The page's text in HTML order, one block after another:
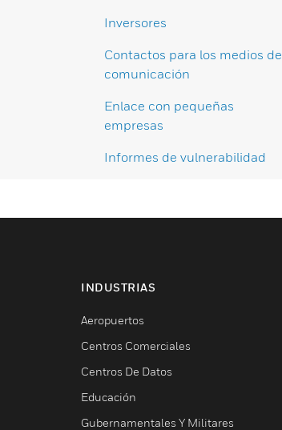
Inversores
Contactos para los medios de
comunicación
Enlace con pequeñas
empresas
Informes de vulnerabilidad
INDUSTRIAS
Aeropuertos
Centros Comerciales
Centros De Datos
Educación
Gubernamentales Y Militares